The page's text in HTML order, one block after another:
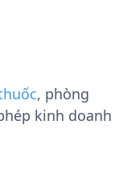
, phòng
kinh doanh